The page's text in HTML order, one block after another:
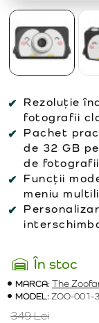
Rezoluție
fotografii
Pachet
de 32 GB
de
Funcții
meniu
În stoc
MARCA:The
MODEL:ZOO-001-3
349 Lei